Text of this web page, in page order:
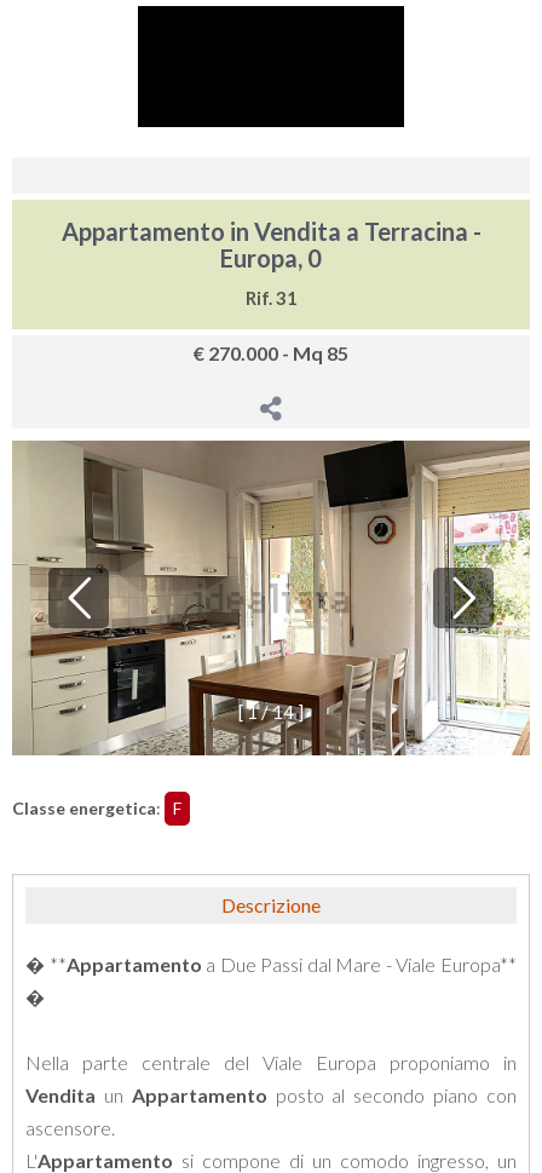
Appartamento in Vendita a Terracina -
Europa, 0
Rif. 31
€ 270.000 - Mq 85
[1/14]
Classe energetica: F
Descrizione
� **Appartamento a Due Passi dal Mare - Viale Europa**
�
Nella parte centrale del Viale Europa proponiamo in
Vendita un Appartamento posto al secondo piano con
ascensore.
L'Appartamento si compone di un comodo ingresso, un